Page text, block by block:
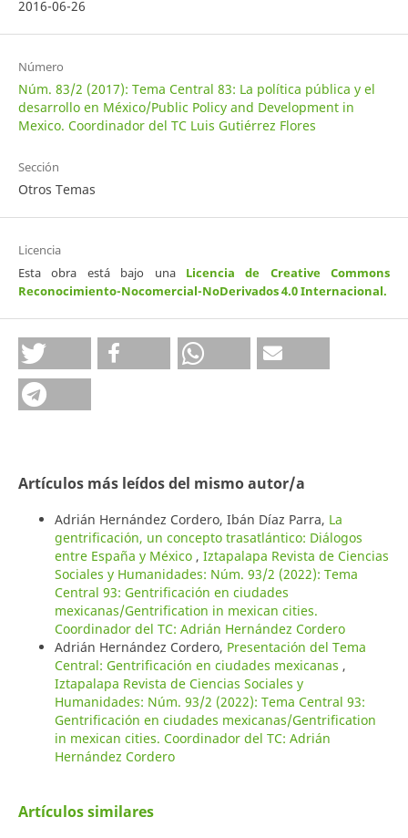
2016-06-26
Número
Núm. 83/2 (2017): Tema Central 83: La política pública y el
desarrollo en México/Public Policy and Development in
Mexico. Coordinador del TC Luis Gutiérrez Flores
Sección
Otros Temas
Licencia
Esta obra está bajo una Licencia de Creative Commons
Reconocimiento-Nocomercial-NoDerivados 4.0 Internacional.
Artículos más leídos del mismo autor/a
Adrián Hernández Cordero, Ibán Díaz Parra, La
gentrificación, un concepto trasatlántico: Diálogos
entre España y México , Iztapalapa Revista de Ciencias
Sociales y Humanidades: Núm. 93/2 (2022): Tema
Central 93: Gentrificación en ciudades
mexicanas/Gentrification in mexican cities.
Coordinador del TC: Adrián Hernández Cordero
Adrián Hernández Cordero, Presentación del Tema
Central: Gentrificación en ciudades mexicanas ,
Iztapalapa Revista de Ciencias Sociales y
Humanidades: Núm. 93/2 (2022): Tema Central 93:
Gentrificación en ciudades mexicanas/Gentrification
in mexican cities. Coordinador del TC: Adrián
Hernández Cordero
Artículos similares